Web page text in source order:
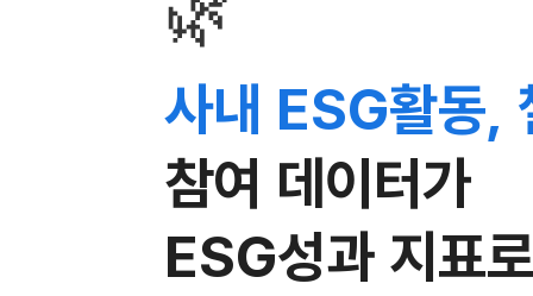
사내 ESG활동,
참여 데이터가
ESG성과 지표